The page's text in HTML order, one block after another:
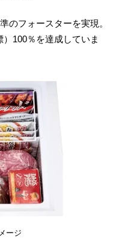
のフォースターを実現。
100％を達成していま
ージ